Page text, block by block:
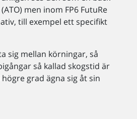
men inom FP6 FutuRe
till exempel ett specifikt
sig mellan körningar, så
så kallad skogstid är
grad ägna sig åt sin